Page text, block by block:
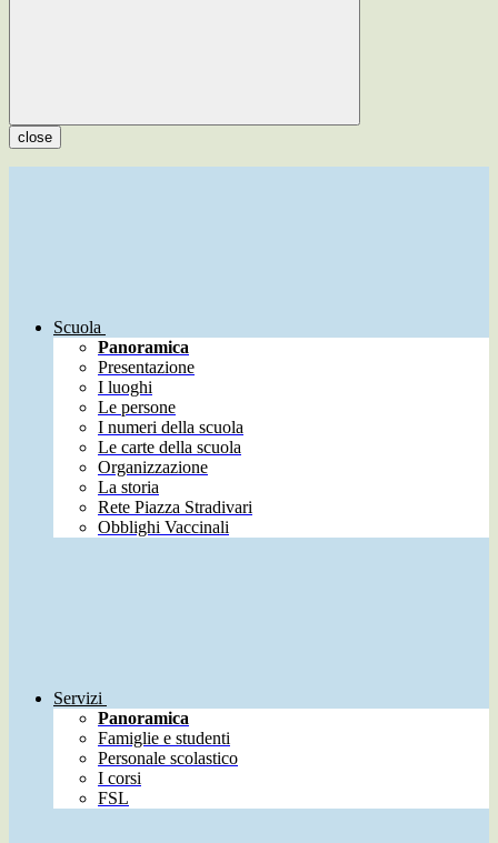
close
Scuola
Panoramica
Presentazione
I luoghi
Le persone
I numeri della scuola
Le carte della scuola
Organizzazione
La storia
Rete Piazza Stradivari
Obblighi Vaccinali
Servizi
Panoramica
Famiglie e studenti
Personale scolastico
I corsi
FSL